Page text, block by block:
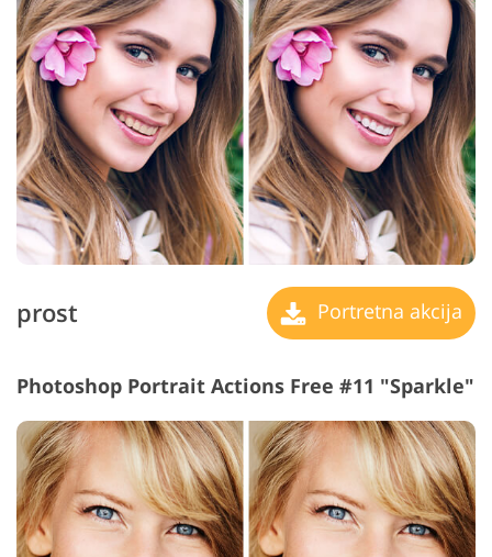
prost Portretna akcija
Photoshop Portrait Actions Free #11 "Sparkle"